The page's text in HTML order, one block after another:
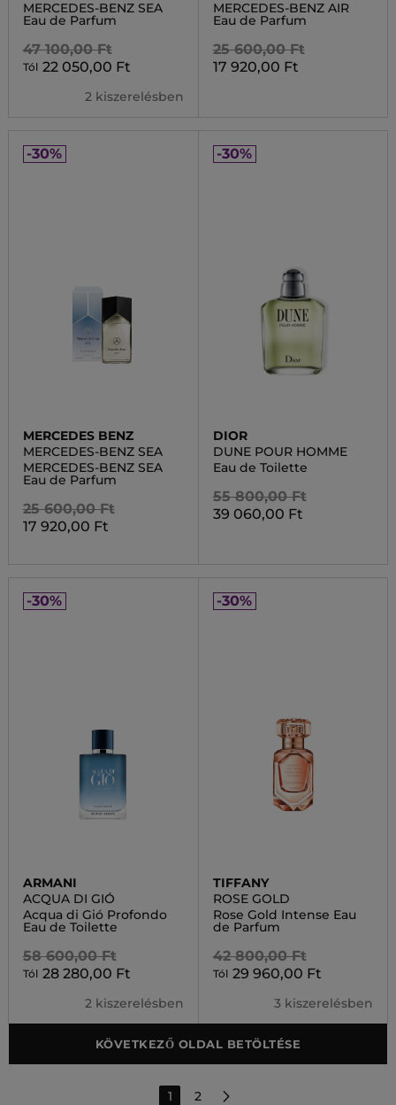
MERCEDES-BENZ SEA
Eau de Parfum
47 100,00 Ft
Tól 22 050,00 Ft
2 kiszerelésben
MERCEDES-BENZ AIR
Eau de Parfum
25 600,00 Ft
17 920,00 Ft
-30%
MERCEDES BENZ
MERCEDES-BENZ SEA
MERCEDES-BENZ SEA
Eau de Parfum
25 600,00 Ft
17 920,00 Ft
-30%
DIOR
DUNE POUR HOMME
Eau de Toilette
55 800,00 Ft
39 060,00 Ft
-30%
ARMANI
ACQUA DI GIÓ
Acqua di Gió Profondo
Eau de Toilette
58 600,00 Ft
Tól 28 280,00 Ft
2 kiszerelésben
-30%
TIFFANY
ROSE GOLD
Rose Gold Intense Eau
de Parfum
42 800,00 Ft
Tól 29 960,00 Ft
3 kiszerelésben
KÖVETKEZŐ OLDAL BETÖLTÉSE
1 2